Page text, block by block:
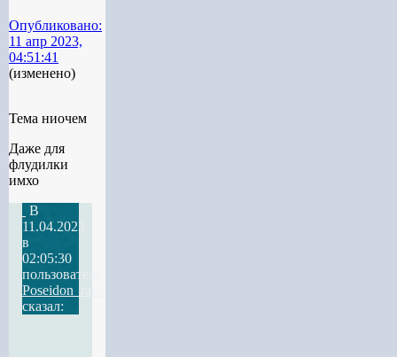
Опубликовано:
11 апр 2023,
04:51:41
(изменено)
Тема ниочем
Даже для
флудилки
имхо
В
11.04.2023
в
02:05:30
пользователь
Poseidon_rage
сказал: